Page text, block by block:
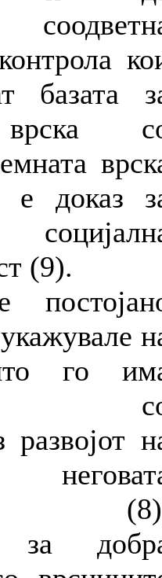
базата
врска
е доказ
(9).
го
развојот
за